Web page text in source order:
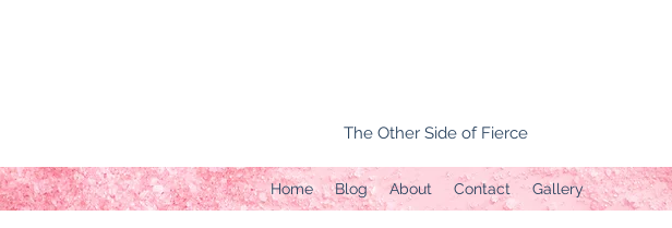
The Other Side of Fierce
Home Blog About Contact Gallery